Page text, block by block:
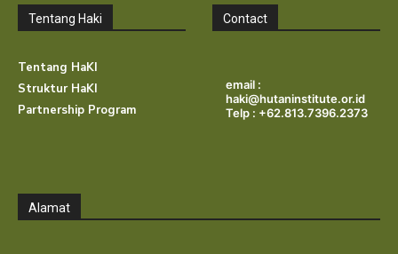
Tentang Haki
Tentang HaKI
Struktur HaKI
Partnership Program
Contact
email :
haki@hutaninstitute.or.id
Telp : +62.813.7396.2373
Alamat